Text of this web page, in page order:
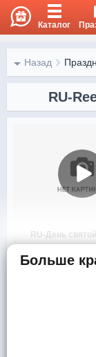
Каталог
Назад
RU-
RU-День
Больше